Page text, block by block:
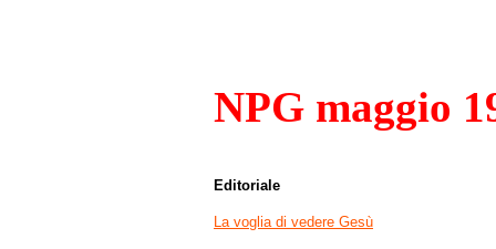
NPG maggio
Editoriale
La voglia di vedere Gesù